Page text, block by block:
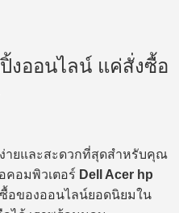
งออนไลน์ แค่สั่งซื้อ
ายและสะดวกที่สุดสำหรับคุณ
คอมพิวเตอร์ Dell Acer hp
อของออนไลน์ยอดนิยมใน